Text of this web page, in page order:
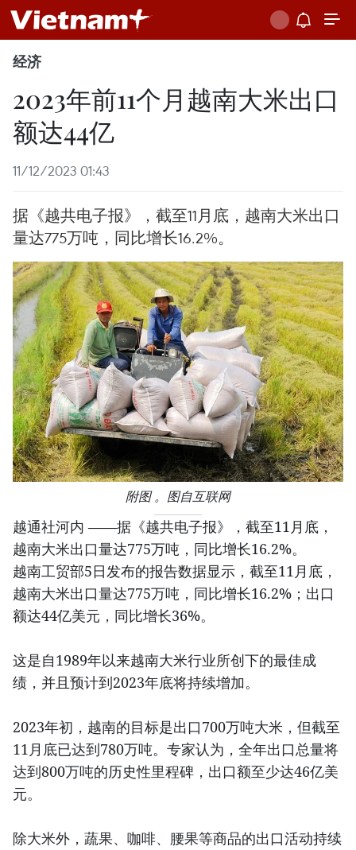
经济
2023年前11个月越南大米出口
额达44亿
11/12/2023 01:43
据《越共电子报》，截至11月底，越南大米出口
量达775万吨，同比增长16.2%。
附图 。图自互联网
越通社河内 ——据《越共电子报》，截至11月底，
越南大米出口量达775万吨，同比增长16.2%。
越南工贸部5日发布的报告数据显示，截至11月底，
越南大米出口量达775万吨，同比增长16.2%；出口
额达44亿美元，同比增长36%。
这是自1989年以来越南大米行业所创下的最佳成
绩，并且预计到2023年底将持续增加。
2023年初，越南的目标是出口700万吨大米，但截至
11月底已达到780万吨。专家认为，全年出口总量将
达到800万吨的历史性里程碑，出口额至少达46亿美
元。
除大米外，蔬果、咖啡、腰果等商品的出口活动持续